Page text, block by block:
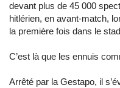
devant plus de 45 000
hitlérien, en avant-match,
la première fois dans le
C’est là que les ennuis
Arrêté par la Gestapo, il